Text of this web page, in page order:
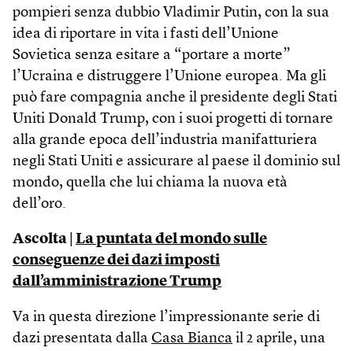
pompieri senza dubbio Vladimir Putin, con la sua
idea di riportare in vita i fasti dell’Unione
Sovietica senza esitare a “portare a morte”
l’Ucraina e distruggere l’Unione europea. Ma gli
può fare compagnia anche il presidente degli Stati
Uniti Donald Trump, con i suoi progetti di tornare
alla grande epoca dell’industria manifatturiera
negli Stati Uniti e assicurare al paese il dominio sul
mondo, quella che lui chiama la nuova età
dell’oro.
Ascolta | La puntata del mondo sulle
conseguenze dei dazi imposti
dall’amministrazione Trump
Va in questa direzione l’impressionante serie di
dazi presentata dalla Casa Bianca il 2 aprile, una